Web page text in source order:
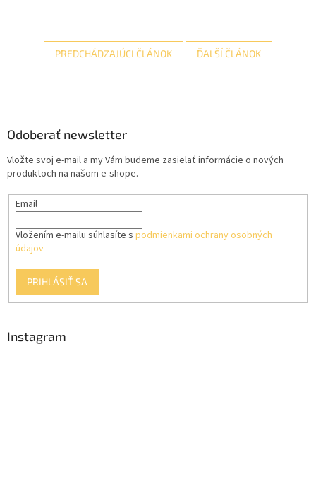
PREDCHÁDZAJÚCI ČLÁNOK ĎALŠÍ ČLÁNOK
Odoberať newsletter
Vložte svoj e-mail a my Vám budeme zasielať informácie o nových
produktoch na našom e-shope.
Email
Vložením e-mailu súhlasíte s podmienkami ochrany osobných
údajov
PRIHLÁSIŤ SA
Instagram